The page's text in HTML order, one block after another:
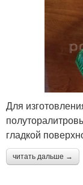
Для
гладкой
читать дальше →